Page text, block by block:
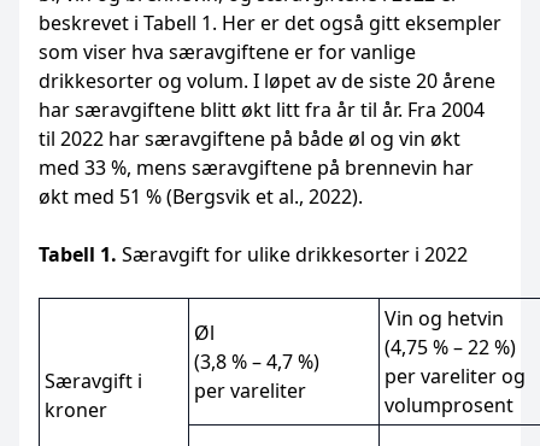
beskrevet i Tabell 1. Her er det også gitt eksempler
som viser hva særavgiftene er for vanlige
drikkesorter og volum. I løpet av de siste 20 årene
har særavgiftene blitt økt litt fra år til år. Fra 2004
til 2022 har særavgiftene på både øl og vin økt
med 33 %, mens særavgiftene på brennevin har
økt med 51 % (Bergsvik et al., 2022).
Tabell 1. Særavgift for ulike drikkesorter i 2022
Særavgift i
kroner
Øl
(3,8 % – 4,7 %)
per vareliter
Vin og hetvin
(4,75 % – 22 %)
per vareliter og
volumprosent